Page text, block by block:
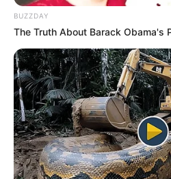
lissages. Une activité
deux mois. “
Ce n’est pas
“, précise-t-elle.
pour celle qui s’est
jeune femme a traversé
d’incertitude quant à son
“J’ai fait un Bac STMG
un an de BTS Support à
n’ai pas aimé. Ensuite, j’ai
que je n’ai pas eu d’un
BUZZDAY
The Truth About Barack Obama's